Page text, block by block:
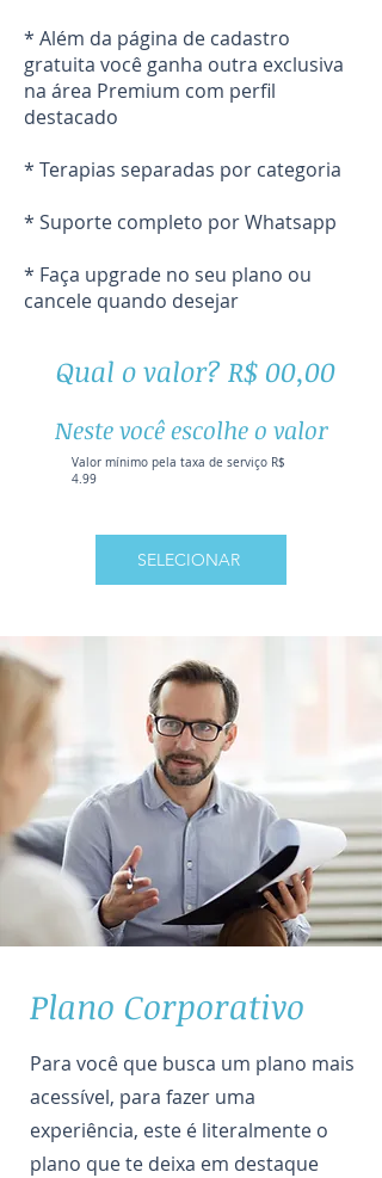
* Além da página de cadastro
gratuita você ganha outra exclusiva
na área Premium com perfil
destacado
* Terapias separadas por categoria
* Suporte completo por Whatsapp
* Faça upgrade no seu plano ou
cancele quando desejar
Qual o valor? R$ 00,00
Neste você escolhe o valor
Valor mínimo pela taxa de serviço R$
4.99
SELECIONAR
Plano Corporativo
Para você que busca um plano mais
acessível, para fazer uma
experiência, este é literalmente o
plano que te deixa em destaque